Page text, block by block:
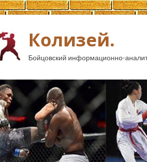
Колизей.
Бойцовский информационно-